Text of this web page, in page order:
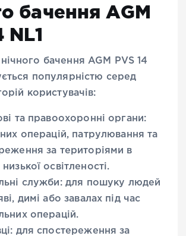
бачення AGM
NL1
бачення AGM PVS 14
популярністю серед
користувачів:
та правоохоронні органи:
операцій, патрулювання та
за територіями в
освітленості.
служби: для пошуку людей
димі або завалах під час
операцій.
для спостереження за